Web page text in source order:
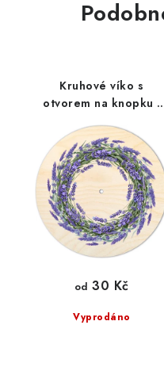
Kruhové víko s
otvorem na knopku -
Vyprodáno
od 30 Kč